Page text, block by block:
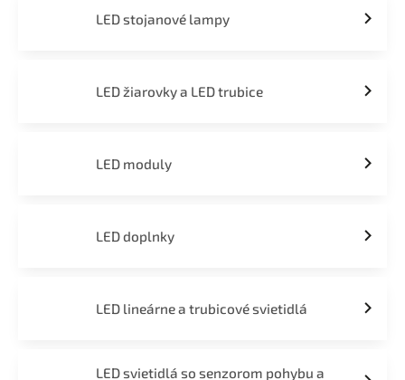
LED stojanové lampy
LED žiarovky a LED trubice
LED moduly
LED doplnky
LED lineárne a trubicové svietidlá
LED svietidlá so senzorom pohybu a